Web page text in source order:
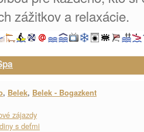
zážitkov a relaxácie.
, Belek, Belek - Bogazkent
zájazdy
s deťmi